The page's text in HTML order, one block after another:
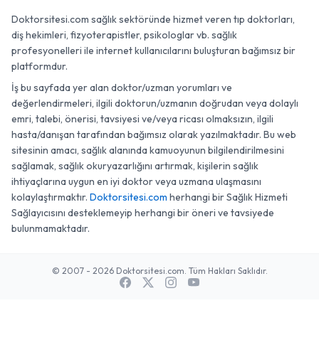
Doktorsitesi.com sağlık sektöründe hizmet veren tıp doktorları,
diş hekimleri, fizyoterapistler, psikologlar vb. sağlık
profesyonelleri ile internet kullanıcılarını buluşturan bağımsız bir
platformdur.
İş bu sayfada yer alan doktor/uzman yorumları ve
değerlendirmeleri, ilgili doktorun/uzmanın doğrudan veya dolaylı
emri, talebi, önerisi, tavsiyesi ve/veya ricası olmaksızın, ilgili
hasta/danışan tarafından bağımsız olarak yazılmaktadır. Bu web
sitesinin amacı, sağlık alanında kamuoyunun bilgilendirilmesini
sağlamak, sağlık okuryazarlığını artırmak, kişilerin sağlık
ihtiyaçlarına uygun en iyi doktor veya uzmana ulaşmasını
kolaylaştırmaktır. Doktorsitesi.com herhangi bir Sağlık Hizmeti
Sağlayıcısını desteklemeyip herhangi bir öneri ve tavsiyede
bulunmamaktadır.
© 2007 - 2026 Doktorsitesi.com. Tüm Hakları Saklıdır.